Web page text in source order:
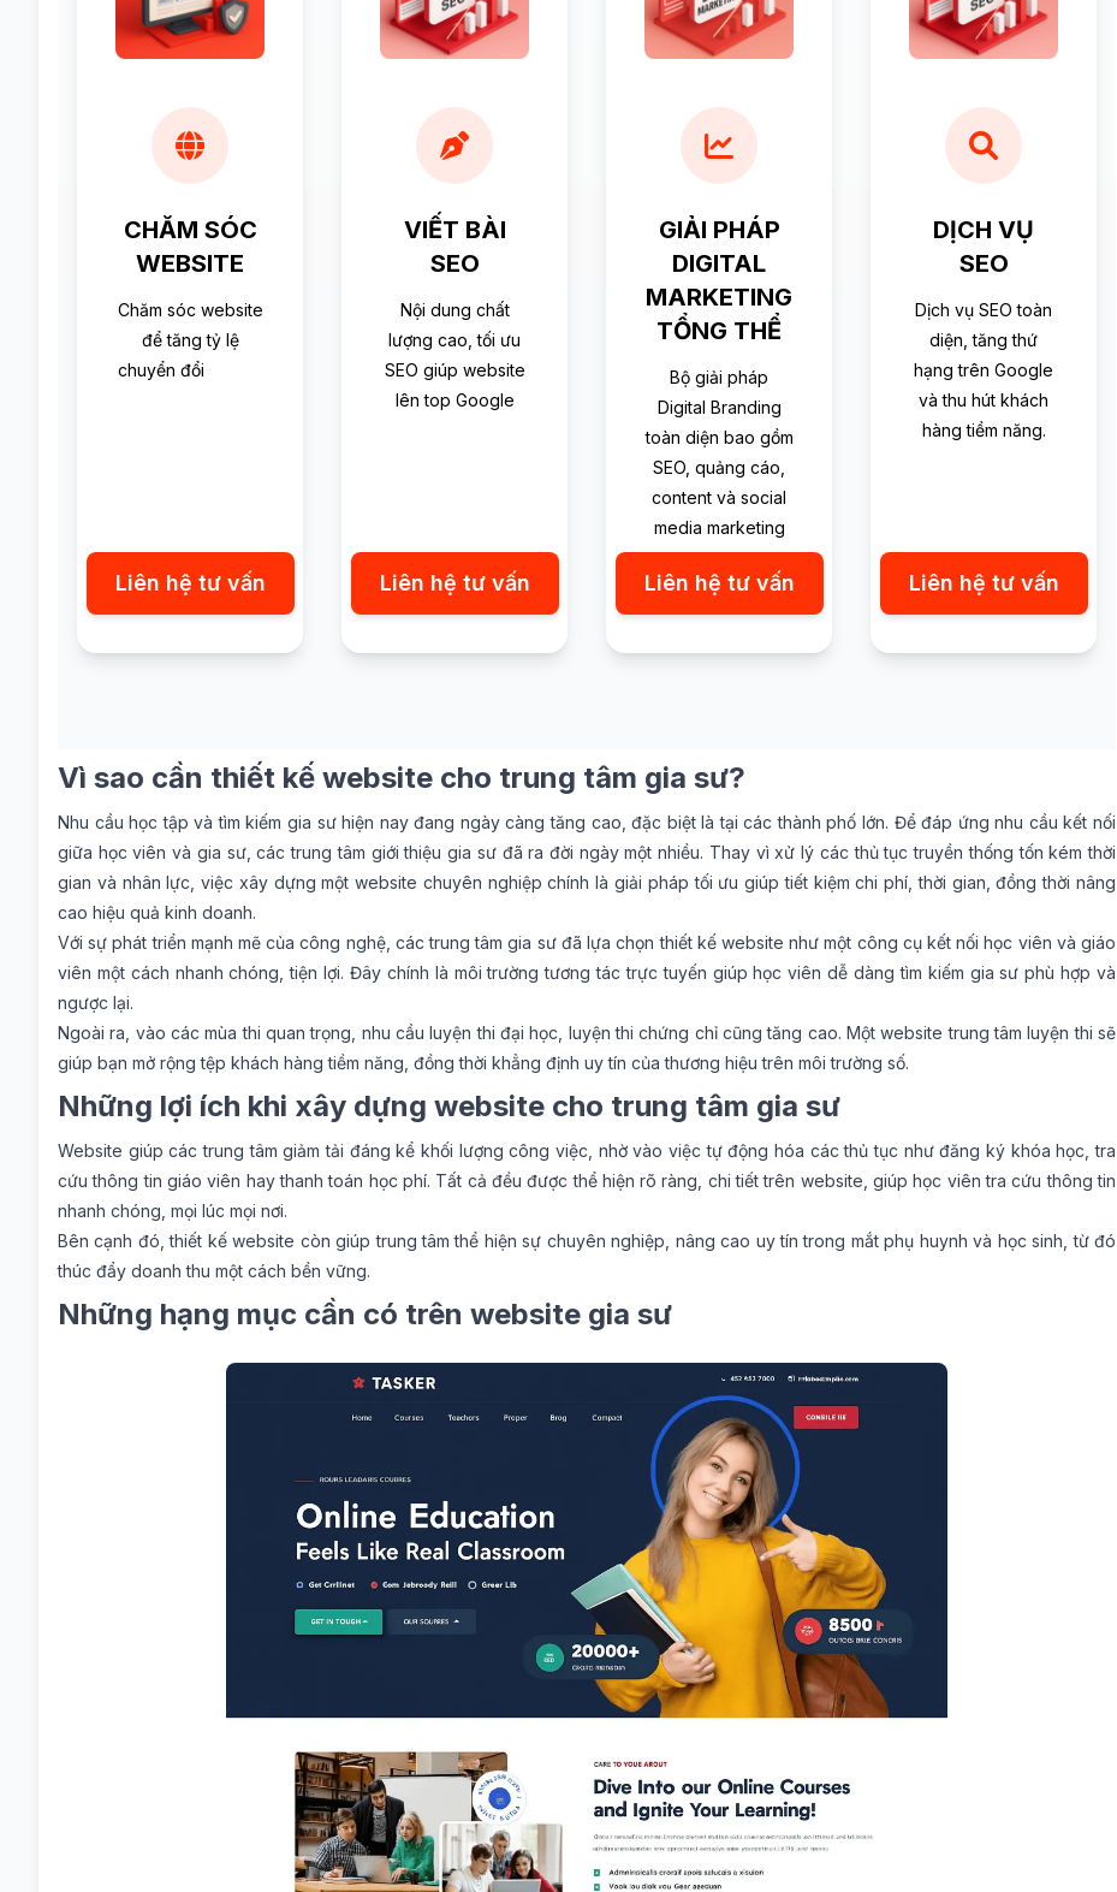
CHĂM SÓC
WEBSITE
Chăm sóc website
để tăng tỷ lệ
chuyển đổi
Liên hệ tư vấn
VIẾT BÀI
SEO
Nội dung chất
lượng cao, tối ưu
SEO giúp website
lên top Google
Liên hệ tư vấn
GIẢI PHÁP
DIGITAL
MARKETING
TỔNG THỂ
Bộ giải pháp
Digital Branding
toàn diện bao gồm
SEO, quảng cáo,
content và social
media marketing
Liên hệ tư vấn
DỊCH VỤ
SEO
Dịch vụ SEO toàn
diện, tăng thứ
hạng trên Google
và thu hút khách
hàng tiềm năng.
Liên hệ tư vấn
Vì sao cần thiết kế website cho trung tâm gia sư?
Nhu cầu học tập và tìm kiếm gia sư hiện nay đang ngày càng tăng cao, đặc biệt là tại các thành phố lớn. Để đáp ứng nhu cầu kết nối
giữa học viên và gia sư, các trung tâm giới thiệu gia sư đã ra đời ngày một nhiều. Thay vì xử lý các thủ tục truyền thống tốn kém thời
gian và nhân lực, việc xây dựng một website chuyên nghiệp chính là giải pháp tối ưu giúp tiết kiệm chi phí, thời gian, đồng thời nâng
cao hiệu quả kinh doanh.
Với sự phát triển mạnh mẽ của công nghệ, các trung tâm gia sư đã lựa chọnthiết kế website như một công cụ kết nối học viên và giáo
viên một cách nhanh chóng, tiện lợi. Đây chính là môi trường tương tác trực tuyến giúp học viên dễ dàng tìm kiếm gia sư phù hợp và
ngược lại.
Ngoài ra, vào các mùa thi quan trọng, nhu cầu luyện thi đại học, luyện thi chứng chỉ cũng tăng cao. Một website trung tâm luyện thi sẽ
giúp bạn mở rộng tệp khách hàng tiềm năng, đồng thời khẳng định uy tín của thương hiệu trên môi trường số.
Những lợi ích khi xây dựng website cho trung tâm gia sư
Website giúp các trung tâm giảm tải đáng kể khối lượng công việc, nhờ vào việc tự động hóa các thủ tục như đăng ký khóa học, tra
cứu thông tin giáo viên hay thanh toán học phí. Tất cả đều được thể hiện rõ ràng, chi tiết trên website, giúp học viên tra cứu thông tin
nhanh chóng, mọi lúc mọi nơi.
Bên cạnh đó, thiết kế website còn giúp trung tâm thể hiện sự chuyên nghiệp, nâng cao uy tín trong mắt phụ huynh và học sinh, từ đó
thúc đẩy doanh thu một cách bền vững.
Những hạng mục cần có trên website gia sư